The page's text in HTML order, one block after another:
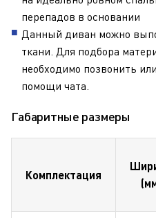
перепадов в основании
Данный диван можно
ткани. Для подбора
необходимо позвонить
помощи чата.
Габаритные размеры
Комплектация